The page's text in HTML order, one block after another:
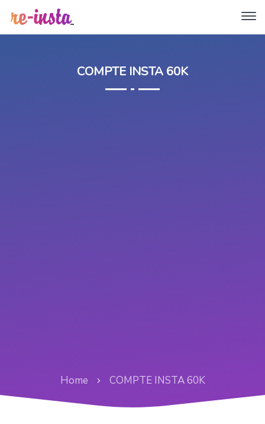
COMPTE INSTA 60K
Home COMPTE INSTA 60K